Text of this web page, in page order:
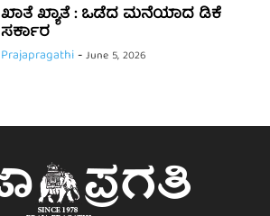
ಖಾತೆ ಖ್ಯಾತೆ : ಒಡೆದ ಮನೆಯಾದ ಡಿಕೆ
ಸರ್ಕಾರ
Prajapragathi-June 5, 2026